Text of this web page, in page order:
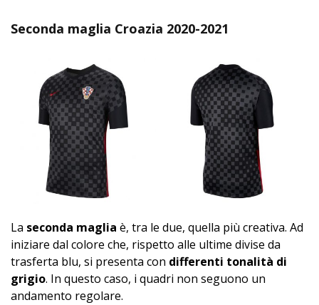
Seconda maglia Croazia 2020-2021
La seconda maglia è, tra le due, quella più creativa. Ad
iniziare dal colore che, rispetto alle ultime divise da
trasferta blu, si presenta con differenti tonalità di
grigio. In questo caso, i quadri non seguono un
andamento regolare.